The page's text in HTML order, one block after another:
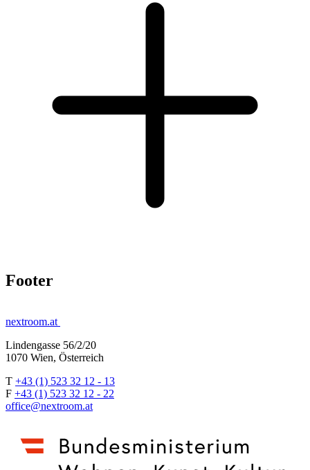
Footer
nextroom.at
Lindengasse 56/2/20
1070 Wien, Österreich
T +43 (1) 523 32 12 - 13
F +43 (1) 523 32 12 - 22
office@nextroom.at